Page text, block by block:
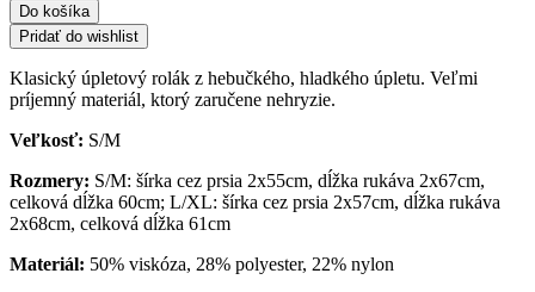
Do košíka
Pridať do wishlist
Klasický úpletový rolák z hebučkého, hladkého úpletu. Veľmi
príjemný materiál, ktorý zaručene nehryzie.
Veľkosť: S/M
Rozmery: S/M: šírka cez prsia 2x55cm, dĺžka rukáva 2x67cm,
celková dĺžka 60cm; L/XL: šírka cez prsia 2x57cm, dĺžka rukáva
2x68cm, celková dĺžka 61cm
Materiál: 50% viskóza, 28% polyester, 22% nylon